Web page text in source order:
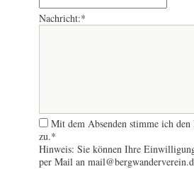
Nachricht:*
Mit dem Absenden stimme ich den
zu.*
Hinweis: Sie können Ihre
per Mail an